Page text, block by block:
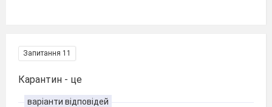
Запитання 11
Карантин - це
варіанти відповідей